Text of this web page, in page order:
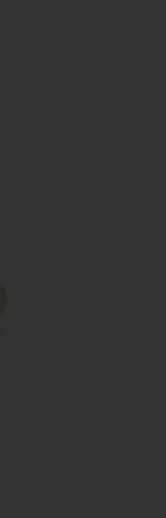
OPTIONS FOR